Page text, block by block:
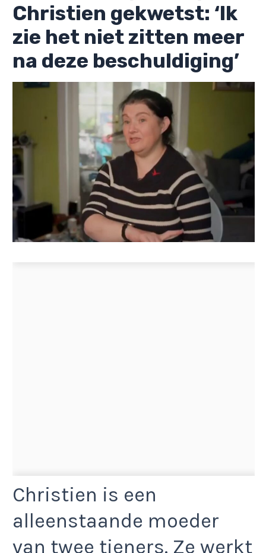
Christien gekwetst: ‘Ik
zie het niet zitten meer
na deze beschuldiging’
Christien is een
alleenstaande moeder
van twee tieners. Ze werkt